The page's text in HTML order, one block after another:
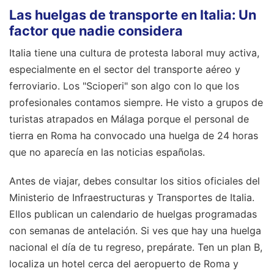
Las huelgas de transporte en Italia: Un
factor que nadie considera
Italia tiene una cultura de protesta laboral muy activa,
especialmente en el sector del transporte aéreo y
ferroviario. Los "Scioperi" son algo con lo que los
profesionales contamos siempre. He visto a grupos de
turistas atrapados en Málaga porque el personal de
tierra en Roma ha convocado una huelga de 24 horas
que no aparecía en las noticias españolas.
Antes de viajar, debes consultar los sitios oficiales del
Ministerio de Infraestructuras y Transportes de Italia.
Ellos publican un calendario de huelgas programadas
con semanas de antelación. Si ves que hay una huelga
nacional el día de tu regreso, prepárate. Ten un plan B,
localiza un hotel cerca del aeropuerto de Roma y